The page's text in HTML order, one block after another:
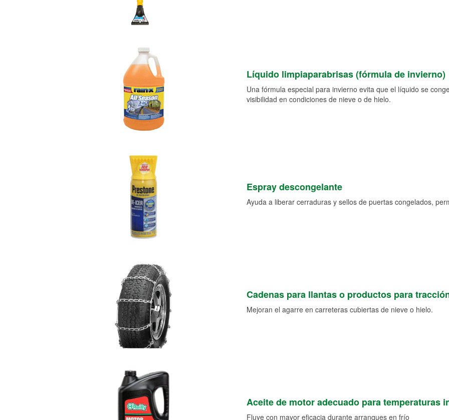
Líquido limpiaparabrisas (fórmula de invierno)
Una fórmula especial para invierno evita que el líquido se
visibilidad en condiciones de nieve o de hielo.
Espray descongelante
Ayuda a liberar cerraduras y sellos de puertas congelados,
Cadenas para llantas o productos para
Mejoran el agarre en carreteras cubiertas de nieve o hielo.
Aceite de motor adecuado para temperaturas
Fluye con mayor eficacia durante arranques en frío